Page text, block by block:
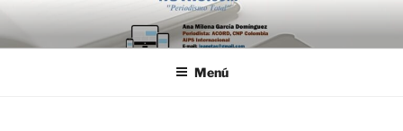
Saltar
al
contenido
Menú